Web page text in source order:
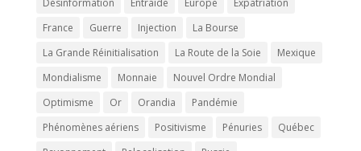
Désinformation Entraide Europe
Expatriation
France
Guerre Injection
La Bourse
La Grande Réinitialisation
La Route de la Soie
Mexique
Mondialisme
Monnaie
Nouvel Ordre Mondial
Optimisme
Or Orandia
Pandémie
Phénomènes aériens
Positivisme Pénuries
Québec